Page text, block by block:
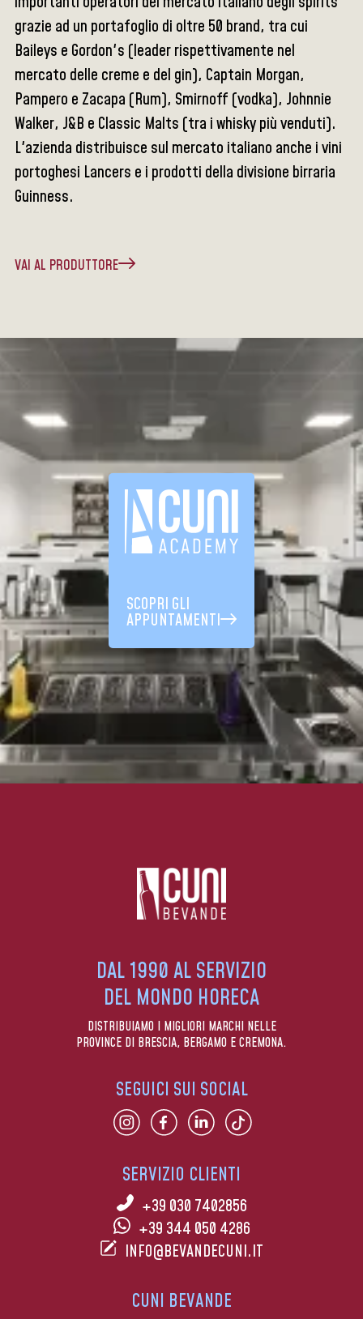
grazie ad un portafoglio di oltre 50 brand, tra cui
Baileys e Gordon's (leader rispettivamente nel
mercato delle creme e del gin), Captain Morgan,
Pampero e Zacapa (Rum), Smirnoff (vodka), Johnnie
Walker, J&B e Classic Malts (tra i whisky più venduti).
L'azienda distribuisce sul mercato italiano anche i vini
portoghesi Lancers e i prodotti della divisione birraria
Guinness.
VAI AL PRODUTTORE
SCOPRI GLI
APPUNTAMENTI
DAL 1990 AL SERVIZIO
DEL MONDO HORECA
DISTRIBUIAMO I MIGLIORI MARCHI NELLE
PROVINCE DI BRESCIA, BERGAMO E CREMONA.
SERVIZIO CLIENTI
+39 030 7402856
+39 344 050 4286
INFO@BEVANDECUNI.IT
CUNI BEVANDE
SEGUICI SUI SOCIAL